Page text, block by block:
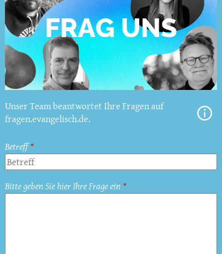
Unser Team beantwortet Ihre Fragen auf
fragen.evangelisch.de.
Betreff
Bitte geben Sie hier Ihre Frage ein